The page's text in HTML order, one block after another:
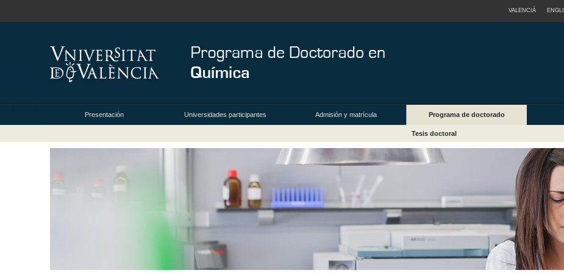
VALENCIÀ
Presentación Universidades participantes Admisión y matrícula Programa de doctorado
Tesis doctoral